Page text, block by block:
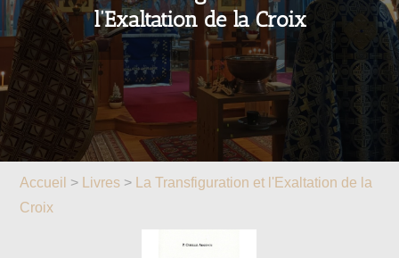
l’Exaltation de la Croix
Accueil > Livres >
La Transfiguration et l'Exaltation de la
Croix